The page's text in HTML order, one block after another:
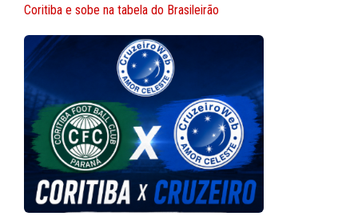
Coritiba e sobe na tabela do Brasileirão